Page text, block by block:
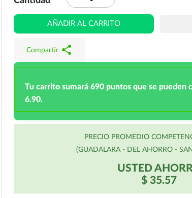
AÑADIR AL CARRITO
Compartir share
Tu carrito sumará 690 puntos que se pueden
6.90.
PRECIO PROMEDIO
(GUADALARA - DEL AHORRO -
USTED
$ 35.57